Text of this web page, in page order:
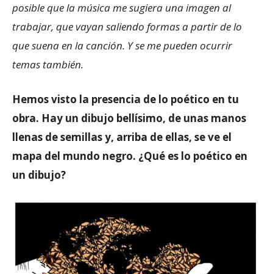
posible que la música me sugiera una imagen al
trabajar, que vayan saliendo formas a partir de lo
que suena en la canción. Y se me pueden ocurrir
temas también.
Hemos visto la presencia de lo poético en tu
obra. Hay un dibujo bellísimo, de unas manos
llenas de semillas y, arriba de ellas, se ve el
mapa del mundo negro. ¿Qué es lo poético en
un dibujo?